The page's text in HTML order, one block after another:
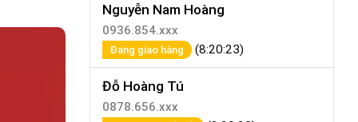
Nguyễn Nam Hoàng
0936.854.xxx
Đang giao hàng (8:20:23)
Đỗ Hoàng Tú
0878.656.xxx